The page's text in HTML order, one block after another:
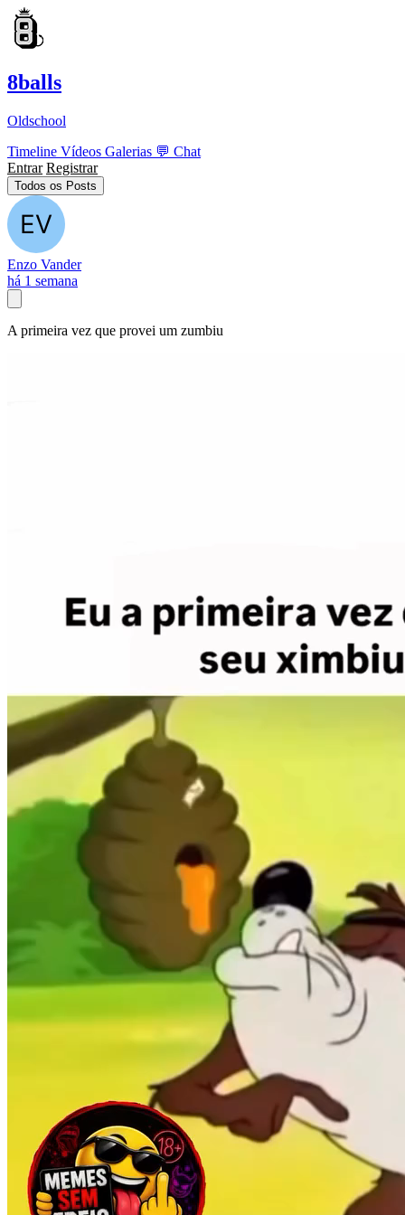
8balls
Oldschool
Timeline Vídeos Galerias 💬 Chat
Entrar Registrar
Todos os Posts
Enzo Vander
há 1 semana
A primeira vez que provei um zumbiu